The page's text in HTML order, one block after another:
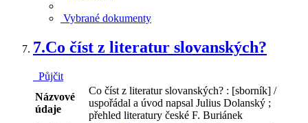
Vybrané dokumenty
7.Co číst z literatur slovanských?
Půjčit
Názvové
údaje
Co číst z literatur slovanských? : [sborník] /
uspořádal a úvod napsal Julius Dolanský ;
přehled literatury české F. Buriánek